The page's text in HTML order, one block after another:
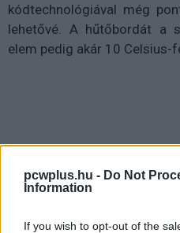
pcwplus.hu - Do Not
Information
If you wish to opt-out of the
kódtechnológiával még
lehetővé. A hűtőbordát a
elem pedig akár 10 Celsius-